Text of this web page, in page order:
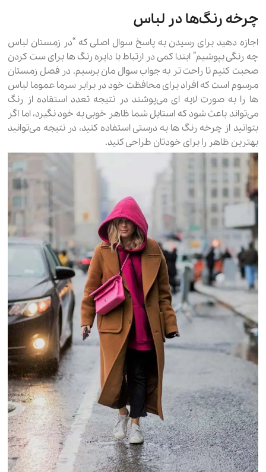
چرخه رنگ‌ها در لباس
اجازه دهید برای رسیدن به پاسخ سوال اصلی که “در زمستان لباس
چه رنگی بپوشیم” ابتدا کمی در ارتباط با دایره رنگ ها برای ست کردن
صحبت کنیم تا راحت تر به جواب سوال مان برسیم. در فصل زمستان
مرسوم است که افراد برای محافظت خود در برابر سرما عموما لباس
ها را به صورت لایه ای می‌پوشند در نتیجه تعدد استفاده از رنگ
می‌تواند باعث شود که استایل شما ظاهر خوبی به خود نگیرد، اما اگر
بتوانید از چرخه رنگ ها به درستی استفاده کنید، در نتیجه می‌توانید
بهترین ظاهر را برای خودتان طراحی کنید.